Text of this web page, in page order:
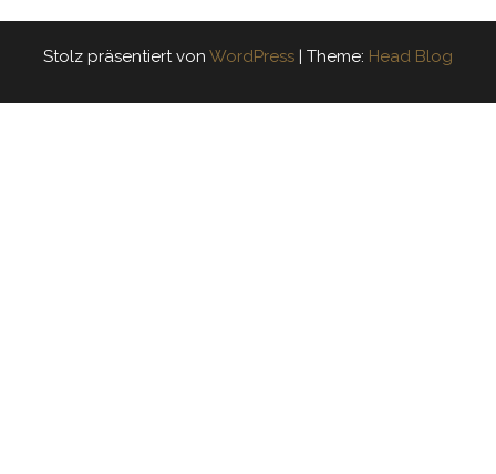
Stolz präsentiert von WordPress | Theme: Head Blog